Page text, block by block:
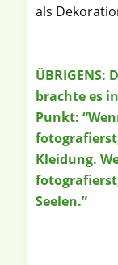
als
brachte es
Punkt:
Kleidung.
Seelen.”